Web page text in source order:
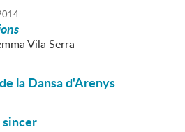
Vila Serra
la Dansa d'Arenys
sincer